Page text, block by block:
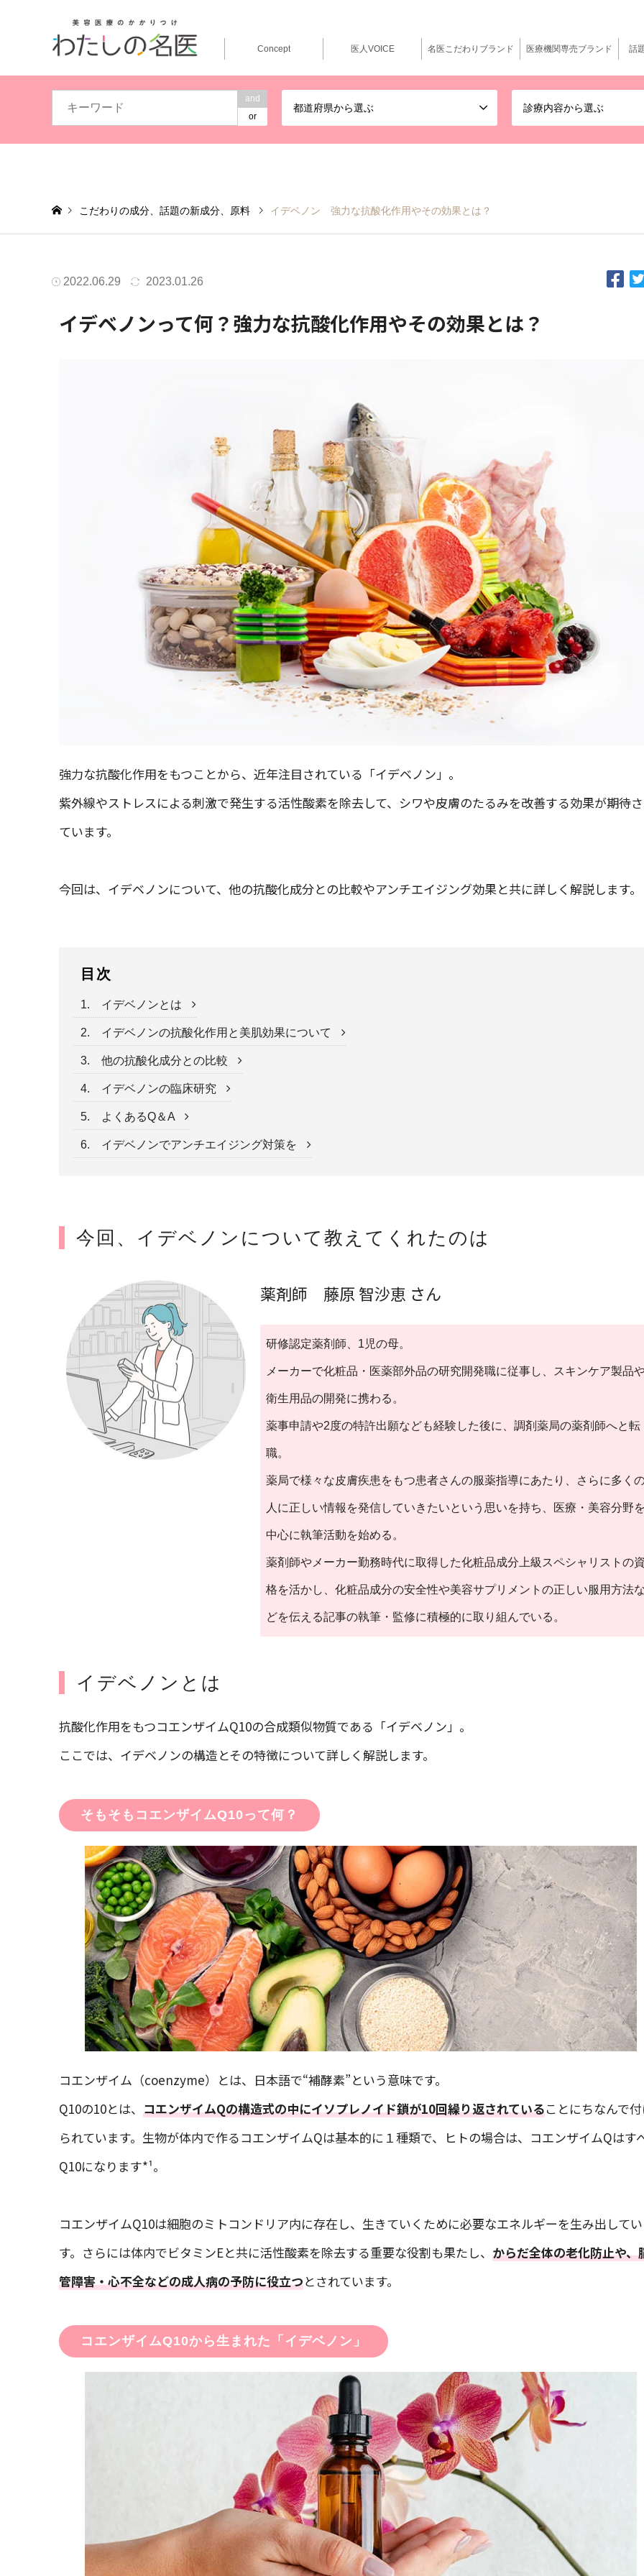
and
or
都道府県から選ぶ 診療内容から選ぶ
Concept 医人VOICE 名医こだわりブランド 医療機関専売ブランド 話
こだわりの成分、話題の新成分、原料 イデベノン 強力な抗酸化作用やその効果とは？
2022.06.29 2023.01.26
イデベノンって何？強力な抗酸化作用やその効果とは？
強力な抗酸化作用をもつことから、近年注目されている「イデベノン」。
紫外線やストレスによる刺激で発生する活性酸素を除去して、シワや皮膚のたるみを改善する効果が期待
ています。
今回は、イデベノンについて、他の抗酸化成分との比較やアンチエイジング効果と共に詳しく解説します。
目次
1. イデベノンとは
2. イデベノンの抗酸化作用と美肌効果について
3. 他の抗酸化成分との比較
4. イデベノンの臨床研究
5. よくあるQ＆A
6. イデベノンでアンチエイジング対策を
今回、イデベノンについて教えてくれたのは
薬剤師 藤原 智沙恵 さん
研修認定薬剤師、1児の母。
メーカーで化粧品・医薬部外品の研究開発職に従事し、スキンケア製品
衛生用品の開発に携わる。
薬事申請や2度の特許出願なども経験した後に、調剤薬局の薬剤師へと転
職。
薬局で様々な皮膚疾患をもつ患者さんの服薬指導にあたり、さらに多く
人に正しい情報を発信していきたいという思いを持ち、医療・美容分野を
中心に執筆活動を始める。
薬剤師やメーカー勤務時代に取得した化粧品成分上級スペシャリストの資
格を活かし、化粧品成分の安全性や美容サプリメントの正しい服用方法な
どを伝える記事の執筆・監修に積極的に取り組んでいる。
イデベノンとは
抗酸化作用をもつコエンザイムQ10の合成類似物質である「イデベノン」。
ここでは、イデベノンの構造とその特徴について詳しく解説します。
そもそもコエンザイムQ10って何？
コエンザイム（coenzyme）とは、日本語で“補酵素”という意味です。
Q10の10とは、 コエンザイムQの構造式の中にイソプレノイド鎖が10回繰り返されていることにちなんで
られています。生物が体内で作るコエンザイムQは基本的に１種類で、ヒトの場合は、コエンザイムQはす
Q10になります*¹。
コエンザイムQ10は細胞のミトコンドリア内に存在し、生きていくために必要なエネルギーを生み出してい
す。さらには体内でビタミンEと共に活性酸素を除去する重要な役割も果たし、 からだ全体の老化防止や、
管障害・心不全などの成人病の予防に役立つとされています。
コエンザイムQ10から生まれた「イデベノン」